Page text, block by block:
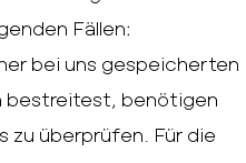
Fällen:
bei uns gespeicherten
bestreitest, benötigen
zu überprüfen. Für die